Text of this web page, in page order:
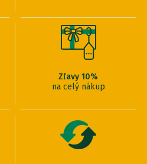
Zľavy 10%
na celý nákup